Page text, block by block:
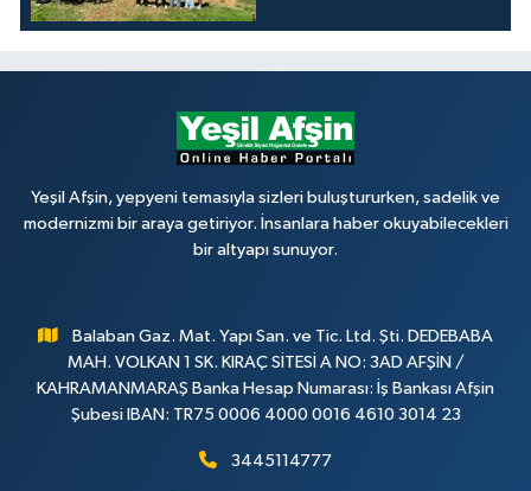
Yeşil Afşin, yepyeni temasıyla sizleri buluştururken, sadelik ve
modernizmi bir araya getiriyor. İnsanlara haber okuyabilecekleri
bir altyapı sunuyor.
Balaban Gaz. Mat. Yapı San. ve Tic. Ltd. Şti. DEDEBABA
MAH. VOLKAN 1 SK. KIRAÇ SİTESİ A NO: 3AD AFŞİN /
KAHRAMANMARAŞ Banka Hesap Numarası: İş Bankası Afşin
Şubesi IBAN: TR75 0006 4000 0016 4610 3014 23
3445114777